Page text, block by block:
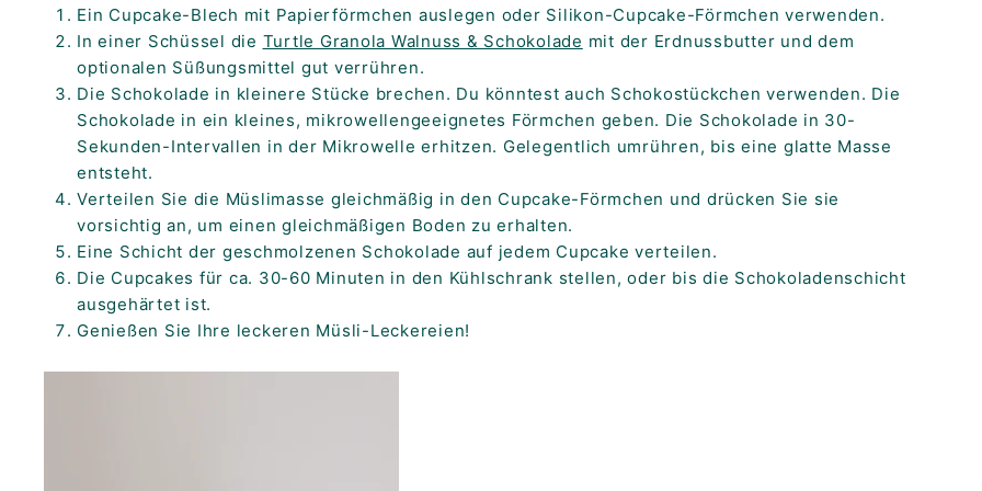
Ein Cupcake-Blech mit Papierförmchen auslegen oder Silikon-Cupcake-Förmchen verwenden.
In einer Schüssel die Turtle Granola Walnuss & Schokolade mit der Erdnussbutter und dem
optionalen Süßungsmittel gut verrühren.
Die Schokolade in kleinere Stücke brechen. Du könntest auch Schokostückchen verwenden. Die
Schokolade in ein kleines, mikrowellengeeignetes Förmchen geben. Die Schokolade in 30-
Sekunden-Intervallen in der Mikrowelle erhitzen. Gelegentlich umrühren, bis eine glatte Masse
entsteht.
Verteilen Sie die Müslimasse gleichmäßig in den Cupcake-Förmchen und drücken Sie sie
vorsichtig an, um einen gleichmäßigen Boden zu erhalten.
Eine Schicht der geschmolzenen Schokolade auf jedem Cupcake verteilen.
Die Cupcakes für ca. 30-60 Minuten in den Kühlschrank stellen, oder bis die Schokoladenschicht
ausgehärtet ist.
Genießen Sie Ihre leckeren Müsli-Leckereien!